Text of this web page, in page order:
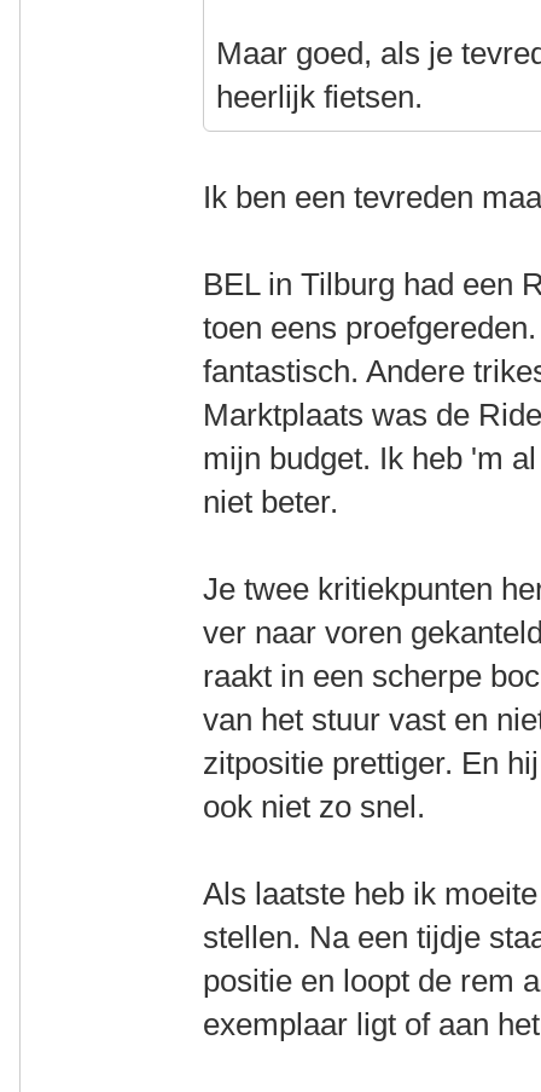
Maar goed, als je
heerlijk fietsen.
Ik ben een tevreden
BEL in Tilburg had een
toen eens
fantastisch. Andere
Marktplaats was de
mijn budget. Ik heb 'm
niet beter.
Je twee kritiekpunten
ver naar voren
raakt in een scherpe
van het stuur vast en
zitpositie prettiger. En
ook niet zo snel.
Als laatste heb ik
stellen. Na een tijdje
positie en loopt de rem
exemplaar ligt of aan